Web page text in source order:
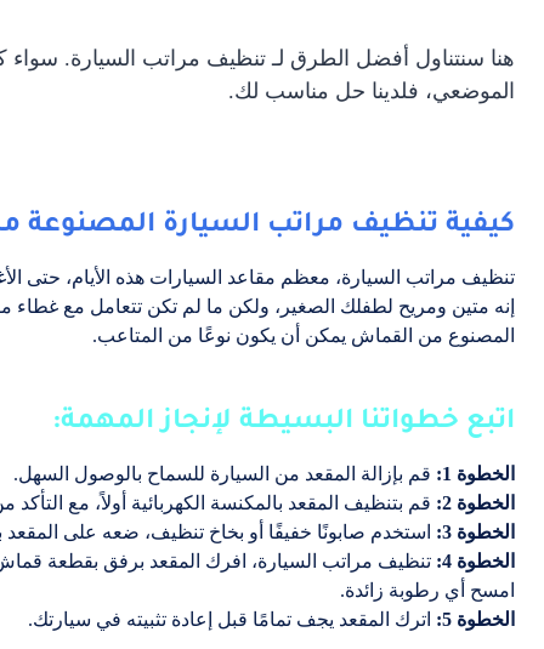
هنا سنتناول أفضل الطرق لـ تنظيف مراتب السيارة. سواء
الموضعي، فلدينا حل مناسب لك.
كيفية تنظيف مراتب السيارة المصنوعة
تنظيف مراتب السيارة، معظم مقاعد السيارات هذه الأيام، حتى
إنه متين ومريح لطفلك الصغير، ولكن ما لم تكن تتعامل مع غطاء
المصنوع من القماش يمكن أن يكون نوعًا من المتاعب.
اتبع خطواتنا البسيطة لإنجاز المهمة:
الخطوة 1:
قم بإزالة المقعد من السيارة للسماح بالوصول السهل.
الخطوة 2:
قم بتنظيف المقعد بالمكنسة الكهربائية أولاً، مع
الخطوة 3:
استخدم صابونًا خفيفًا أو بخاخ تنظيف، ضعه على المقعد
الخطوة 4:
تنظيف مراتب السيارة، افرك المقعد برفق بقطعة
امسح أي رطوبة زائدة.
الخطوة 5:
اترك المقعد يجف تمامًا قبل إعادة تثبيته في سيارتك.